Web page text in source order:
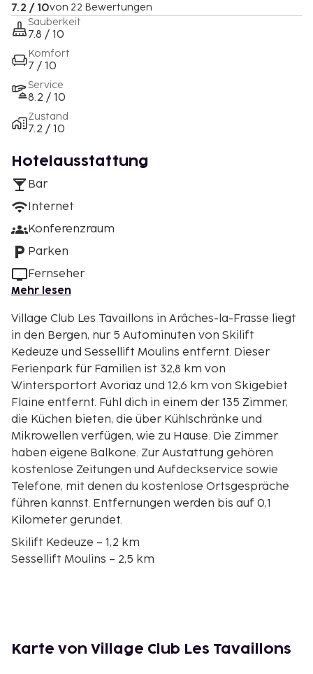
7.2 / 10von 22 Bewertungen
Sauberkeit
7.8 / 10
Komfort
7 / 10
Service
8.2 / 10
Zustand
7.2 / 10
Hotelausstattung
Bar
Internet
Konferenzraum
Parken
Fernseher
Mehr lesen
Village Club Les Tavaillons in Arâches-la-Frasse liegt
in den Bergen, nur 5 Autominuten von Skilift
Kedeuze und Sessellift Moulins entfernt. Dieser
Ferienpark für Familien ist 32,8 km von
Wintersportort Avoriaz und 12,6 km von Skigebiet
Flaine entfernt. Fühl dich in einem der 135 Zimmer,
die Küchen bieten, die über Kühlschränke und
Mikrowellen verfügen, wie zu Hause. Die Zimmer
haben eigene Balkone. Zur Austattung gehören
kostenlose Zeitungen und Aufdeckservice sowie
Telefone, mit denen du kostenlose Ortsgespräche
führen kannst. Entfernungen werden bis auf 0,1
Kilometer gerundet.
Skilift Kedeuze – 1,2 km
Sessellift Moulins – 2,5 km
Skilift Foret – 15,1 km
Petit Balacha Skilift – 15,3 km
Karte von Village Club Les Tavaillons